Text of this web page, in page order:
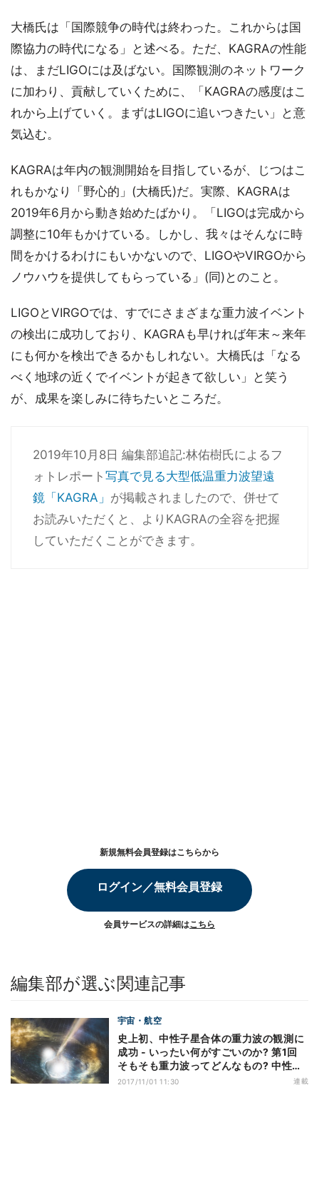
大橋氏は「国際競争の時代は終わった。これからは国
際協力の時代になる」と述べる。ただ、KAGRAの性能
は、まだLIGOには及ばない。国際観測のネットワーク
に加わり、貢献していくために、「KAGRAの感度はこ
れから上げていく。まずはLIGOに追いつきたい」と意
気込む。
KAGRAは年内の観測開始を目指しているが、じつはこ
れもかなり「野心的」(大橋氏)だ。実際、KAGRAは
2019年6月から動き始めたばかり。「LIGOは完成から
調整に10年もかけている。しかし、我々はそんなに時
間をかけるわけにもいかないので、LIGOやVIRGOから
ノウハウを提供してもらっている」(同)とのこと。
LIGOとVIRGOでは、すでにさまざまな重力波イベント
の検出に成功しており、KAGRAも早ければ年末～来年
にも何かを検出できるかもしれない。大橋氏は「なる
べく地球の近くでイベントが起きて欲しい」と笑う
が、成果を楽しみに待ちたいところだ。
2019年10月8日 編集部追記:林佑樹氏によるフ
ォトレポート 写真で見る大型低温重力波望遠
鏡「KAGRA」 が掲載されましたので、併せて
お読みいただくと、よりKAGRAの全容を把握
していただくことができます。
新規無料会員登録はこちらから
ログイン／無料会員登録
会員サービスの詳細はこちら
編集部が選ぶ関連記事
宇宙・航空
史上初、中性子星合体の重力波の観測に
成功 - いったい何がすごいのか? 第1回
そもそも重力波ってどんなもの? 中性子
星の合体ってどんなもの?
2017/11/01 11:30 連載